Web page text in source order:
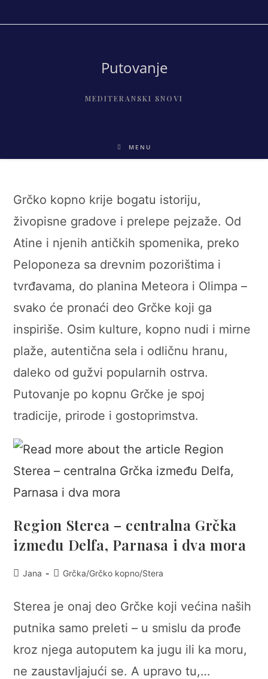
to
Putovanje
MEDITERANSKI SNOVI
MENU
Grčko kopno krije bogatu istoriju,
živopisne gradove i prelepe pejzaže. Od
Atine i njenih antičkih spomenika, preko
Peloponeza sa drevnim pozorištima i
tvrđavama, do planina Meteora i Olimpa –
svako će pronaći deo Grčke koji ga
inspiriše. Osim kulture, kopno nudi i mirne
plaže, autentična sela i odličnu hranu,
daleko od gužvi popularnih ostrva.
Putovanje po kopnu Grčke je spoj
tradicije, prirode i gostoprimstva.
Region Sterea – centralna Grčka
između Delfa, Parnasa i dva mora
PostJana
PostGrčka/Grčko kopno/Stera
Sterea je onaj deo Grčke koji većina naših
putnika samo preleti – u smislu da prođe
kroz njega autoputem ka jugu ili ka moru,
ne zaustavljajući se. A upravo tu,…